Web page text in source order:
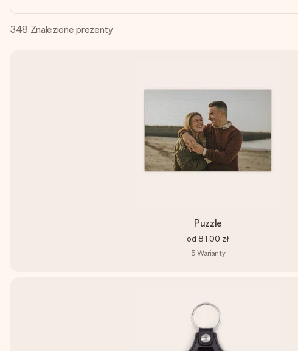
348 Znalezione prezenty
Puzzle
od 81,00 zł
5 Warianty